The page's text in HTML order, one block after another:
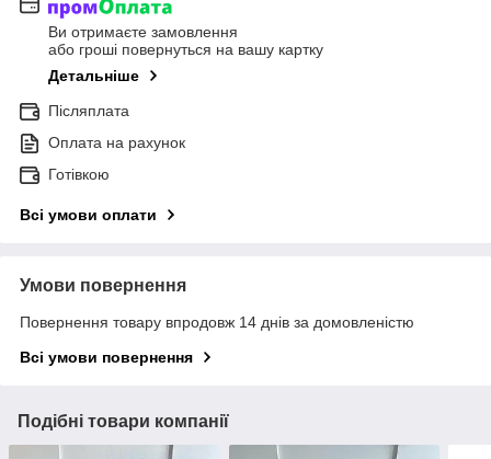
Ви отримаєте замовлення
або гроші повернуться на вашу картку
Детальніше
Післяплата
Оплата на рахунок
Готівкою
Всі умови оплати
Умови повернення
Повернення товару впродовж 14 днів за домовленістю
Всі умови повернення
Подібні товари компанії